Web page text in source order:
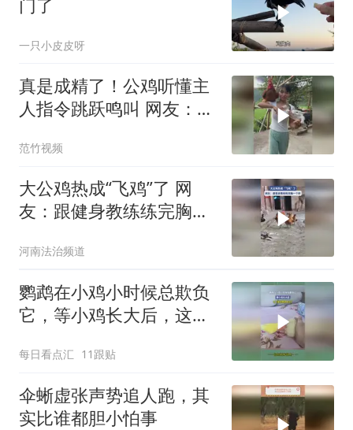
门了
一只小皮皮呀
真是成精了！公鸡听懂主
人指令跳跃鸣叫 网友：这
范竹视频
大公鸡热成“飞鸡”了 网
友：跟健身教练练完胸一
河南法治频道
鹦鹉在小鸡小时候总欺负
它，等小鸡长大后，这下
每日看点汇 11跟贴
伞蜥虚张声势追人跑，其
实比谁都胆小怕事